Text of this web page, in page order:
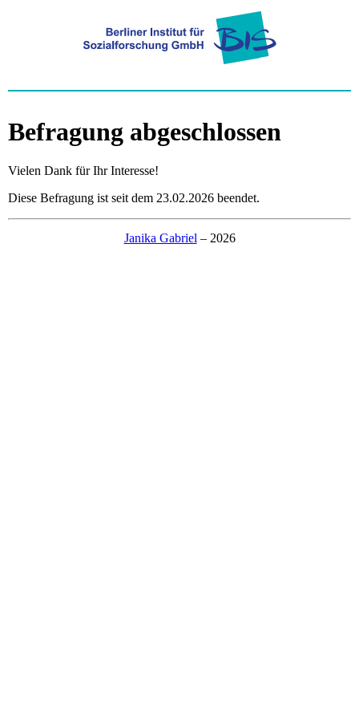
Befragung abgeschlossen
Vielen Dank für Ihr Interesse!
Diese Befragung ist seit dem 23.02.2026 beendet.
Janika Gabriel– 2026